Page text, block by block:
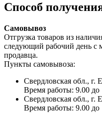
Способ
Самовывоз
Отгрузка товаров из
следующий рабочий день с
продавца.
Пункты самовывоза:
Свердловская обл., г.
Время работы: 9.00 до
Свердловская обл., г.
Время работы: 9.00 до